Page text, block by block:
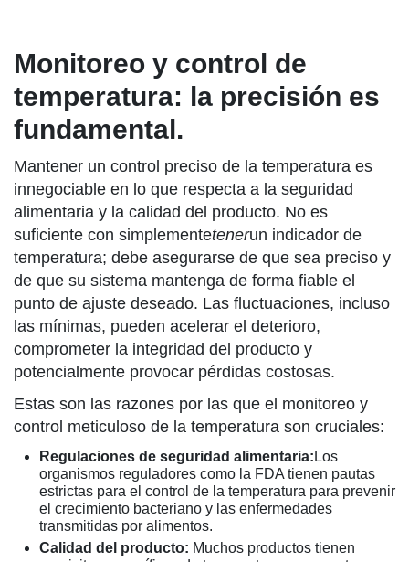
Monitoreo y control de
temperatura: la precisión es
fundamental.
Mantener un control preciso de la temperatura es
innegociable en lo que respecta a la seguridad
alimentaria y la calidad del producto. No es
suficiente con simplementetenerun indicador de
temperatura; debe asegurarse de que sea preciso y
de que su sistema mantenga de forma fiable el
punto de ajuste deseado. Las fluctuaciones, incluso
las mínimas, pueden acelerar el deterioro,
comprometer la integridad del producto y
potencialmente provocar pérdidas costosas.
Estas son las razones por las que el monitoreo y
control meticuloso de la temperatura son cruciales:
Regulaciones de seguridad alimentaria: Los
organismos reguladores como la FDA tienen pautas
estrictas para el control de la temperatura para prevenir
el crecimiento bacteriano y las enfermedades
transmitidas por alimentos.
Calidad del producto: Muchos productos tienen